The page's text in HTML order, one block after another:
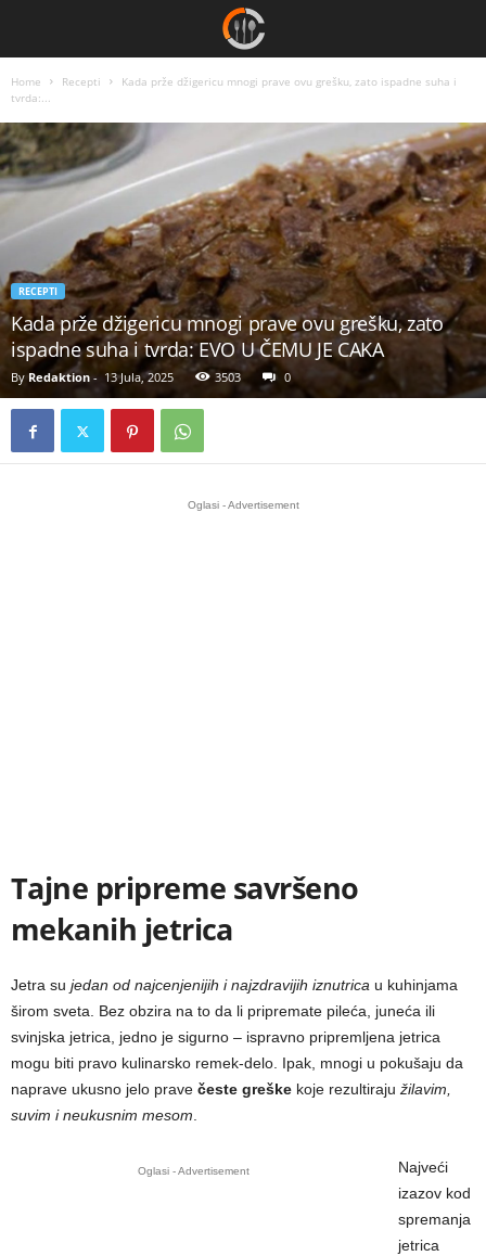
Home Recepti
Kada prže džigericu mnogi prave ovu grešku, zato ispadne suha i
tvrda:...
RECEPTI
Kada prže džigericu mnogi prave ovu grešku, zato
ispadne suha i tvrda: EVO U ČEMU JE CAKA
By Redaktion - 13 Jula, 2025 3503 0
Oglasi - Advertisement
Tajne pripreme savršeno
mekanih jetrica
Jetra su jedan od najcenjenijih i najzdravijih iznutrica u kuhinjama
širom sveta. Bez obzira na to da li pripremate pileća, juneća ili
svinjska jetrica, jedno je sigurno – ispravno pripremljena jetrica
mogu biti pravo kulinarsko remek-delo. Ipak, mnogi u pokušaju da
naprave ukusno jelo prave česte greške koje rezultiraju žilavim,
suvim i neukusnim mesom.
Oglasi - Advertisement
Najveći
izazov kod
spremanja
jetrica